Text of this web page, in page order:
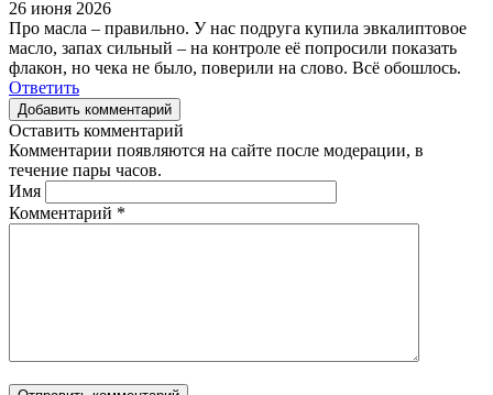
26 июня 2026
Про масла – правильно. У нас подруга купила эвкалиптовое
масло, запах сильный – на контроле её попросили показать
флакон, но чека не было, поверили на слово. Всё обошлось.
Ответить
Добавить комментарий
Оставить комментарий
Комментарии появляются на сайте после модерации, в
течение пары часов.
Имя
Комментарий *